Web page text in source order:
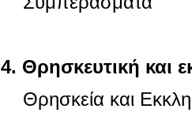
4. Θρησκευτική και
Θρησκεία και